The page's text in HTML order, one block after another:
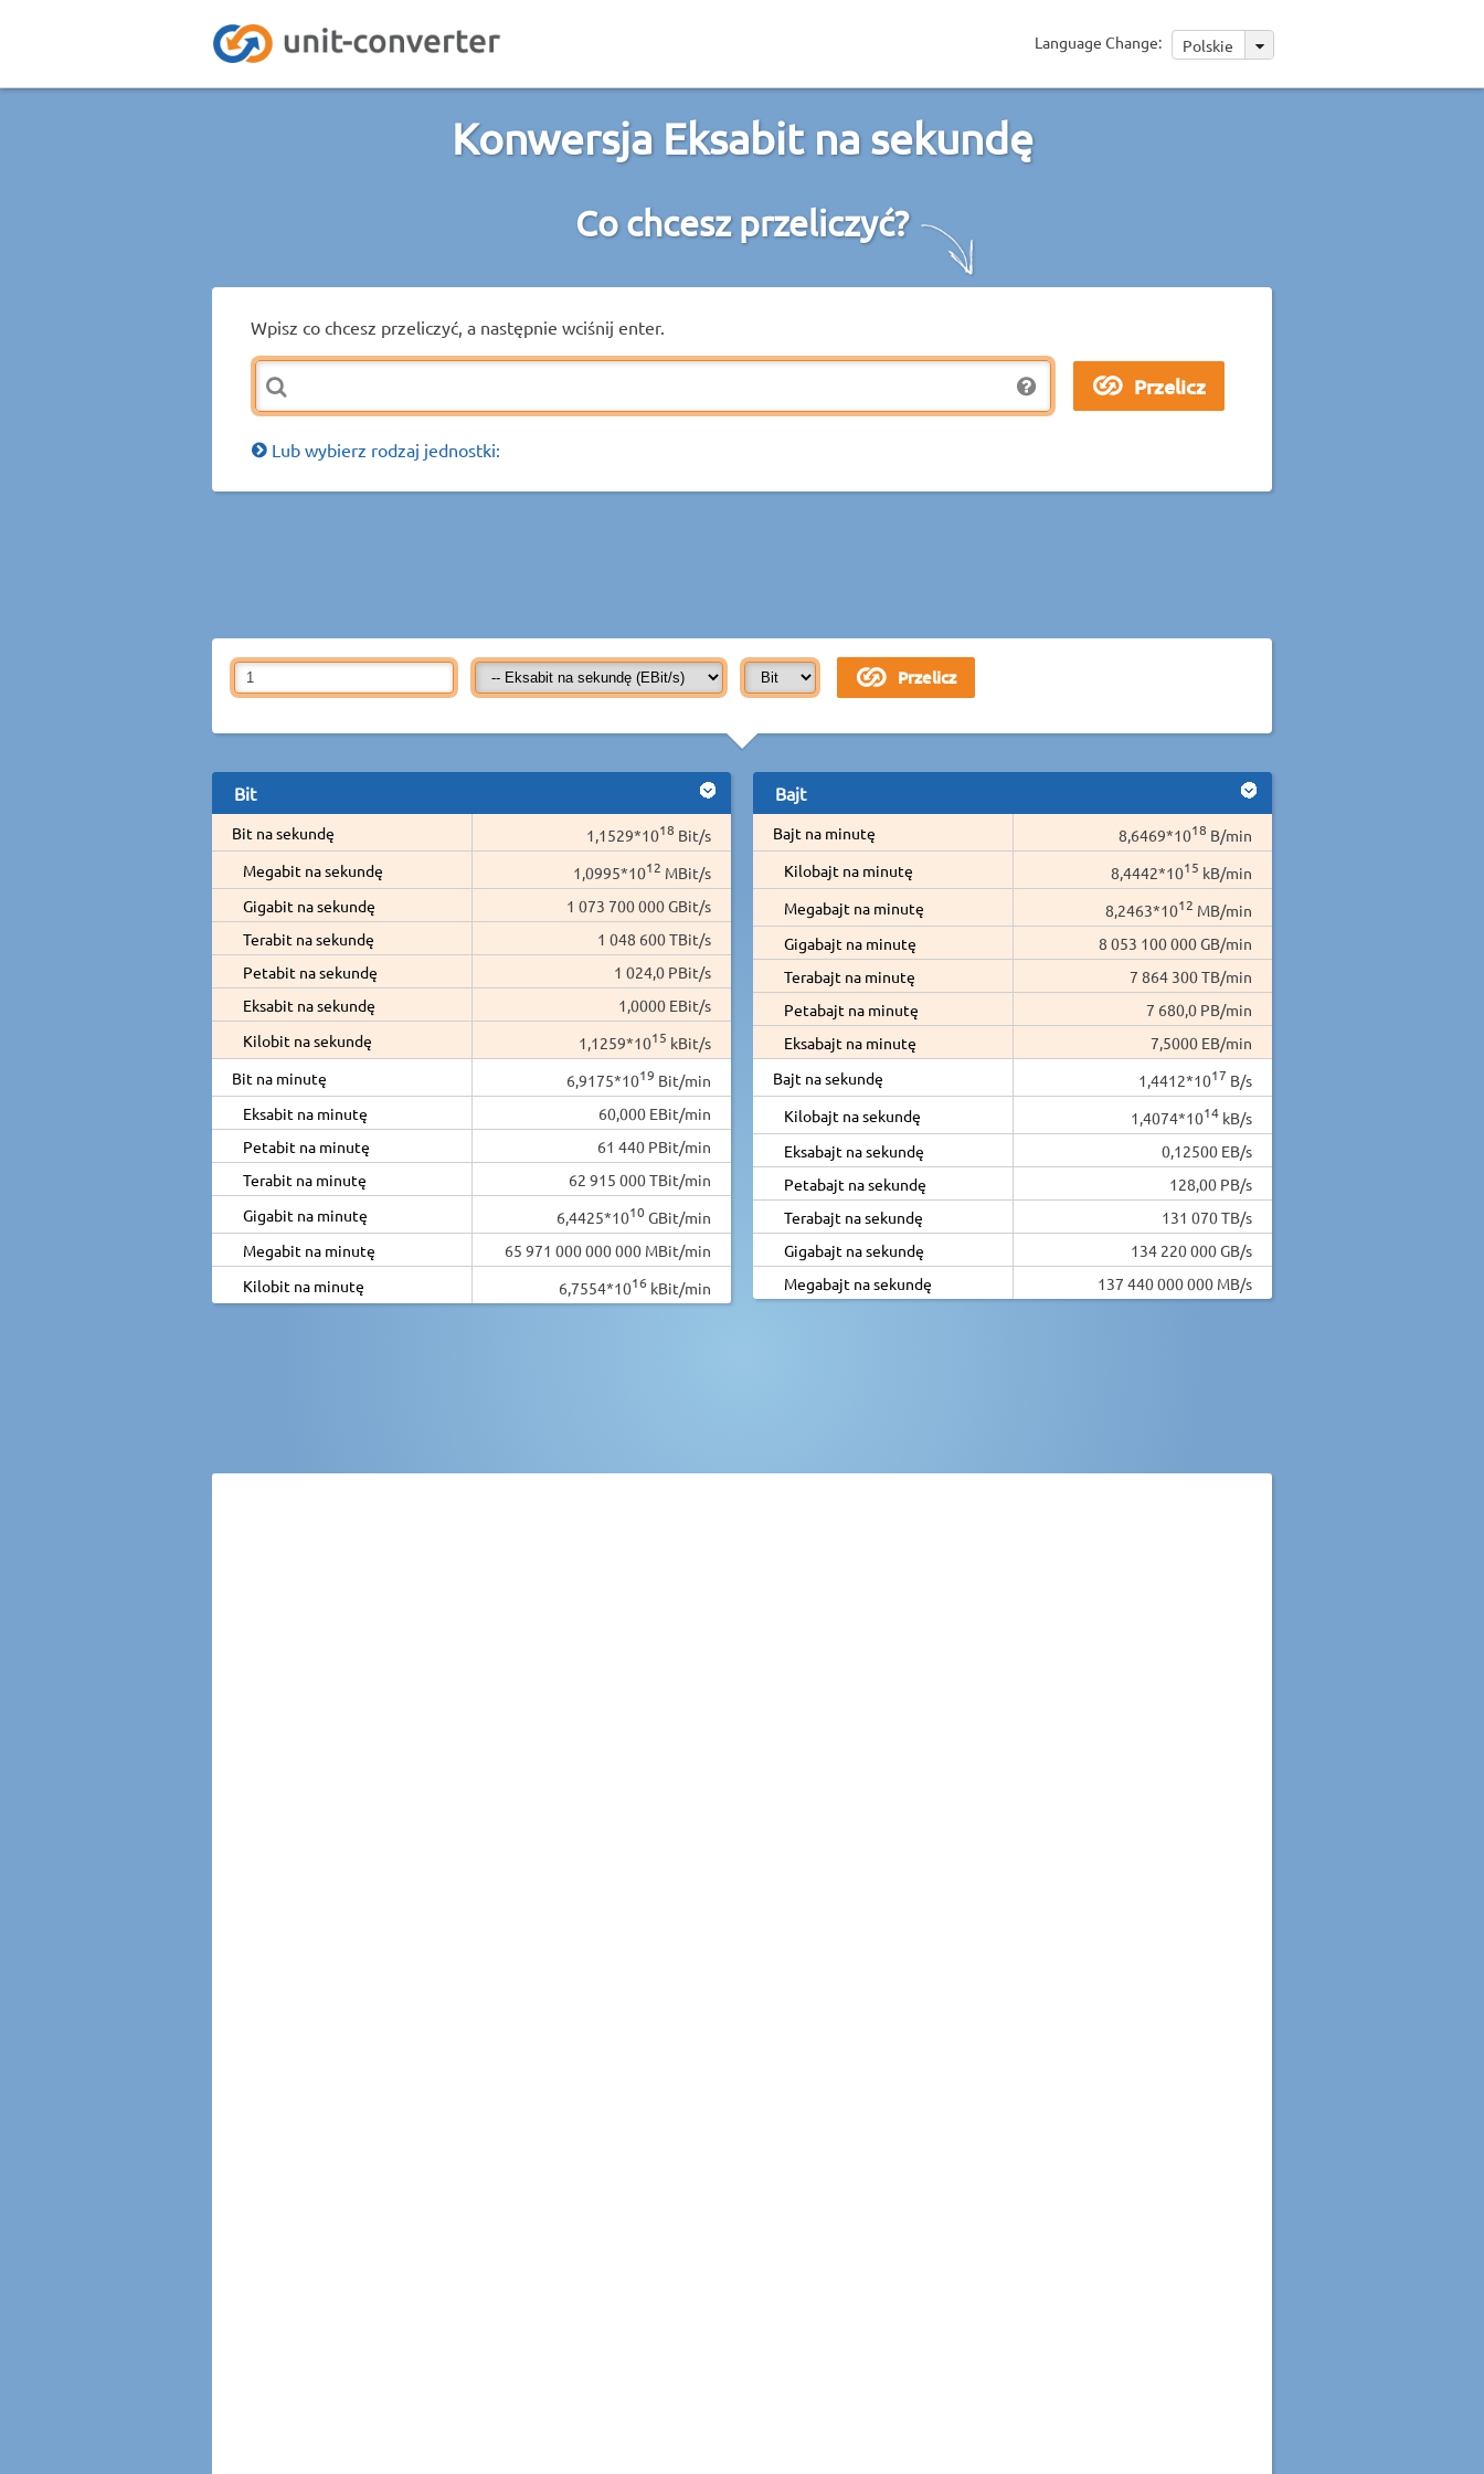
Language Change: Polskie
Konwersja Eksabit na sekundę
Co chcesz przeliczyć?
Wpisz co chcesz przeliczyć, a następnie wciśnij enter.
Lub wybierz rodzaj jednostki:
Bit
Bit na sekundę 1,1529*1018 Bit/s
Megabit na sekundę
1,0995*1012 MBit/s
Gigabit na sekundę
1 073 700 000 GBit/s
Terabit na sekundę
1 048 600 TBit/s
Petabit na sekundę
1 024,0 PBit/s
Eksabit na sekundę
1,0000 EBit/s
Kilobit na sekundę
1,1259*1015 kBit/s
Bit na minutę
6,9175*1019 Bit/min
Eksabit na minutę
60,000 EBit/min
Petabit na minutę
61 440 PBit/min
Terabit na minutę
62 915 000 TBit/min
Gigabit na minutę
6,4425*1010 GBit/min
Megabit na minutę
65 971 000 000 000 MBit/min
Kilobit na minutę
6,7554*1016 kBit/min
Bajt
Bajt na minutę 8,6469*1018 B/min
Kilobajt na minutę
8,4442*1015 kB/min
Megabajt na minutę
8,2463*1012 MB/min
Gigabajt na minutę
8 053 100 000 GB/min
Terabajt na minutę
7 864 300 TB/min
Petabajt na minutę
7 680,0 PB/min
Eksabajt na minutę
7,5000 EB/min
Bajt na sekundę
1,4412*1017 B/s
Kilobajt na sekundę
1,4074*1014kB/s
Eksabajt na sekundę
0,12500 EB/s
Petabajt na sekundę
128,00 PB/s
Terabajt na sekundę
131 070 TB/s
Gigabajt na sekundę
134 220 000 GB/s
Megabajt na sekundę
137 440 000 000 MB/s